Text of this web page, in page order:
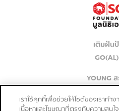
เติมฝัน
YOUNG
เราใช้คุกกี้เพื่อช่วยให้ไซต์ของเราทำ
เนื้อหาและโฆษณาที่ตรงกับความสน